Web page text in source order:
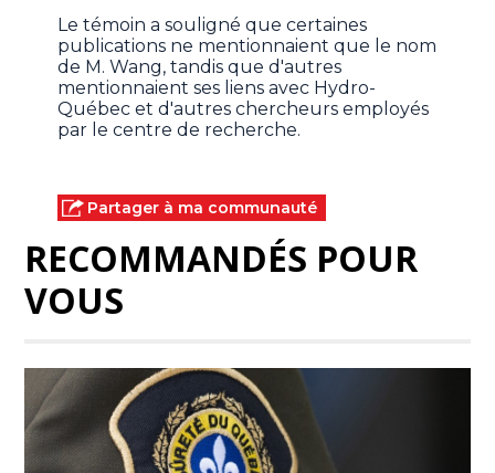
Le témoin a souligné que certaines
publications ne mentionnaient que le nom
de M. Wang, tandis que d'autres
mentionnaient ses liens avec Hydro-
Québec et d'autres chercheurs employés
par le centre de recherche.
Partager à ma communauté
RECOMMANDÉS POUR
VOUS